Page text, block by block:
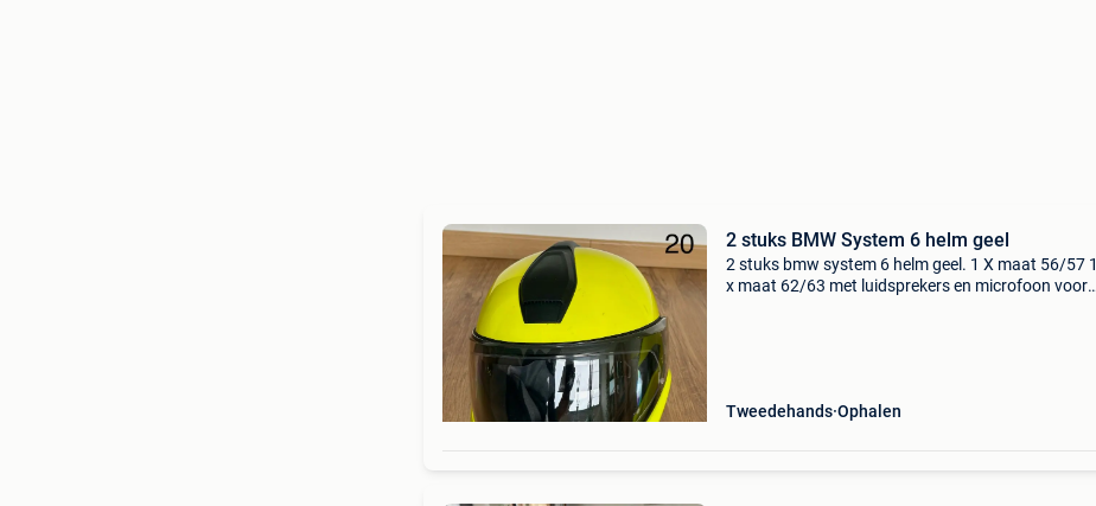
2 stuks BMW System 6 helm geel
2 stuks bmw system 6 helm geel. 1 X maat 56/57 1
x maat 62/63 met luidsprekers en microfoon voor
Tweedehands Ophalen